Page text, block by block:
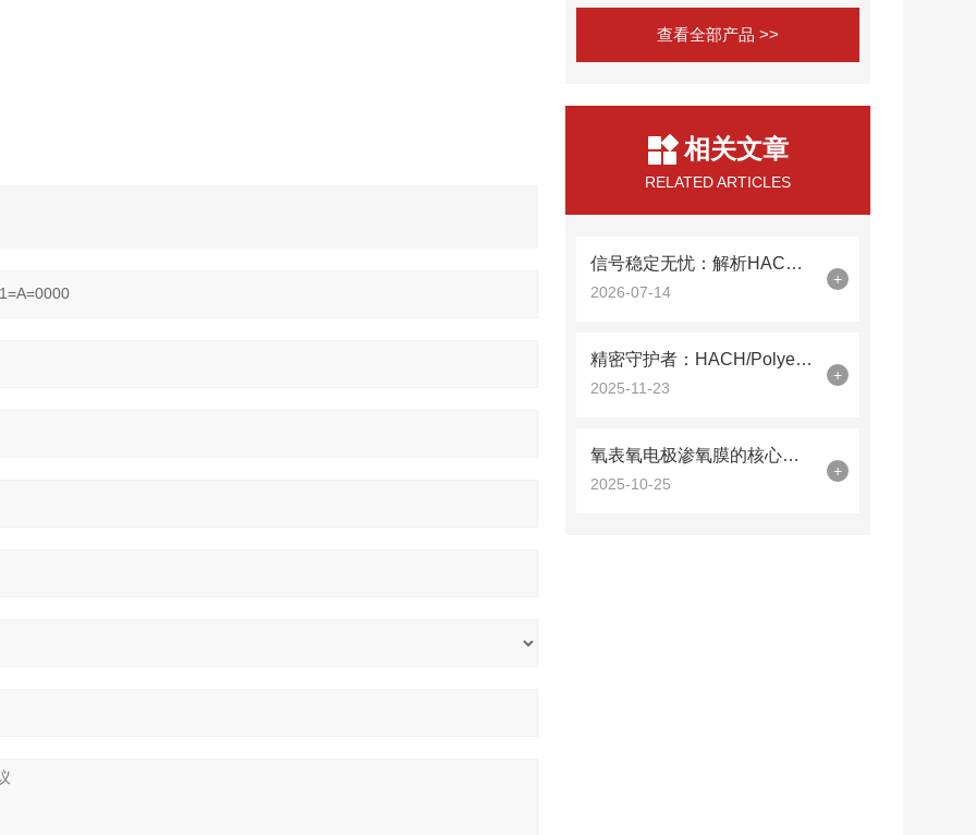
查看全部产品 >>
相关文章
RELATED ARTICLES
信号稳定无忧：解析HACH/Polyemtron9210硅表光缆09210=A=0500的技术特性
2026-07-14
+
精密守护者：HACH/Polyemtron9210硅表光学镜09210=C=0340解析
2025-11-23
+
氧表氧电极渗氧膜的核心作用解析
2025-10-25
+